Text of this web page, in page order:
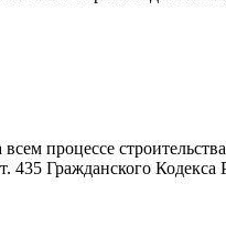
процессе
435 Гражданского Кодекса